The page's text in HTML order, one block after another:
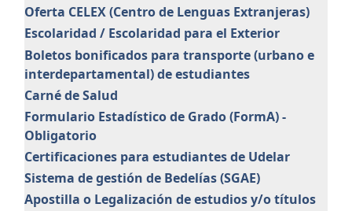
Oferta CELEX (Centro de Lenguas Extranjeras)
Escolaridad / Escolaridad para el Exterior
Boletos bonificados para transporte (urbano e
interdepartamental) de estudiantes
Carné de Salud
Formulario Estadístico de Grado (FormA) -
Obligatorio
Certificaciones para estudiantes de Udelar
Sistema de gestión de Bedelías (SGAE)
Apostilla o Legalización de estudios y/o títulos